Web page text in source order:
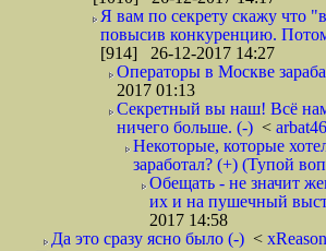
Я вам по секрету скажу что
повысив конкуренцию. Потом
[914] 26-12-2017 14:27
Операторы в Москве
2017 01:13
Секретный вы наш! Всё
ничего больше. (-) < arbat46
Некоторые, которые
заработал? (+) (Тупой
Обещать - не значит
их и на пушечный
2017 14:58
Да это сразу ясно было (-) < xReason